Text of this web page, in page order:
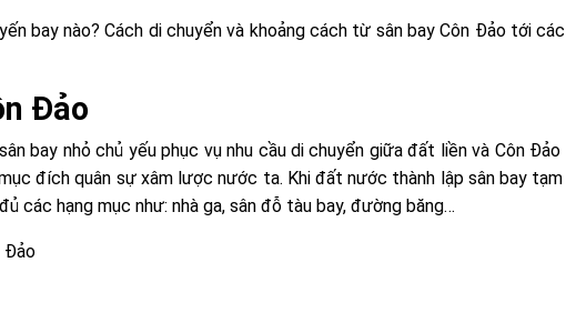
bay nào? Cách di chuyển và khoảng cách từ sân bay Côn Đảo tới
Đảo
bay nhỏ chủ yếu phục vụ nhu cầu di chuyển giữa đất liền và Côn
đích quân sự xâm lược nước ta. Khi đất nước thành lập sân bay
các hạng mục như: nhà ga, sân đỗ tàu bay, đường băng…
Đảo